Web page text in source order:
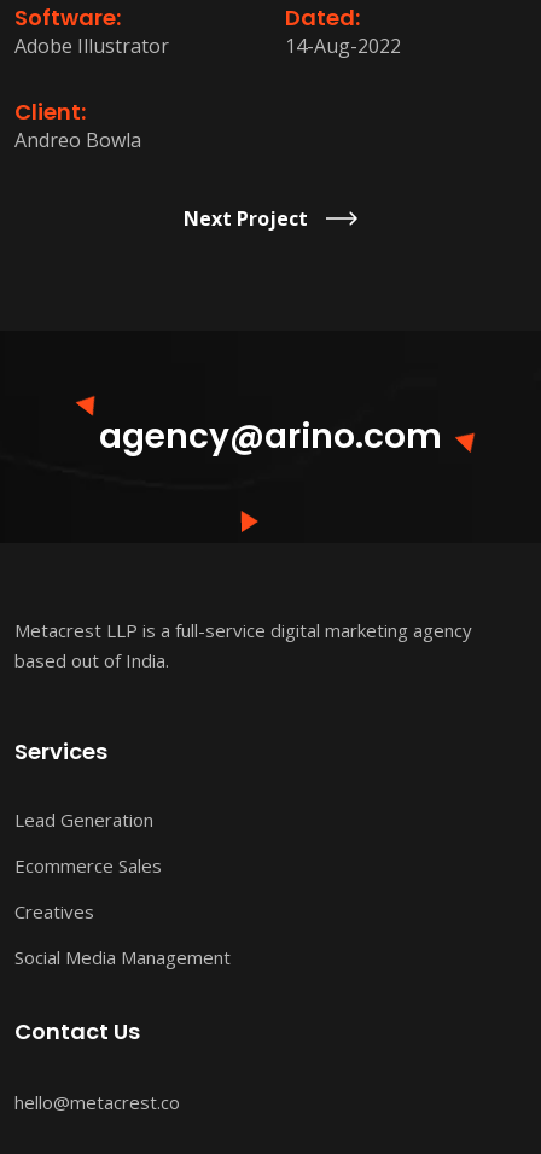
Software:
Adobe Illustrator
Dated:
14-Aug-2022
Client:
Andreo Bowla
Next Project
agency@arino.com
Metacrest LLP is a full-service digital marketing agency
based out of India.
Services
Lead Generation
Ecommerce Sales
Creatives
Social Media Management
Contact Us
hello@metacrest.co